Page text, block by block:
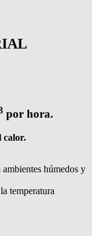
por hora.
calor.
húmedos y
temperatura